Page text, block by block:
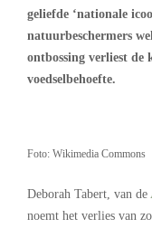
geliefde ‘nationale
natuurbeschermers
ontbossing verliest de
voedselbehoefte.
Foto: Wikimedia Commons
Deborah Tabert, van de
noemt het verlies van